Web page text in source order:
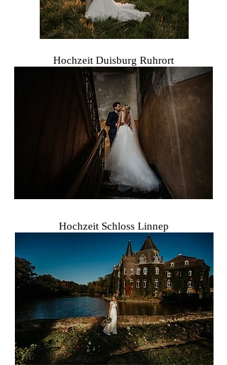
Hochzeit Duisburg Ruhrort
Hochzeit Schloss Linnep